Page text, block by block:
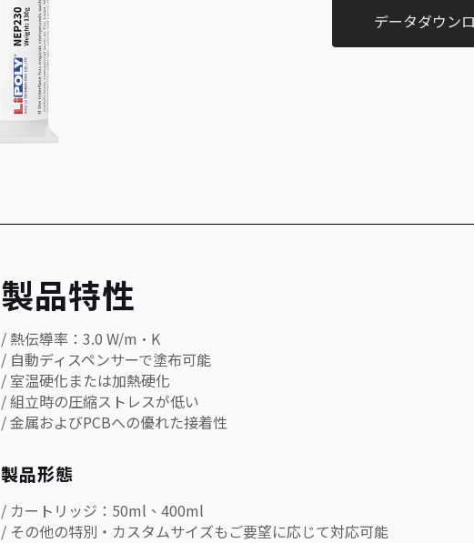
データダウン
製品特性
/ 熱伝導率：3.0 W/m·K
/ 自動ディスペンサーで塗布可能
/ 室温硬化または加熱硬化
/ 組立時の圧縮ストレスが低い
/ 金属およびPCBへの優れた接着性
製品形態
/ カートリッジ：50ml、400ml
/ その他の特別・カスタムサイズもご要望に応じて対応可能